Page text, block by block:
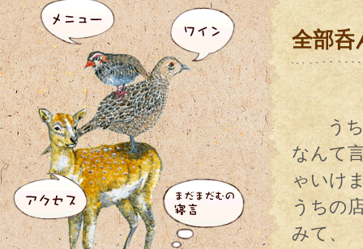
全部呑
うち
なんて
ゃいけ
うちの
みて、